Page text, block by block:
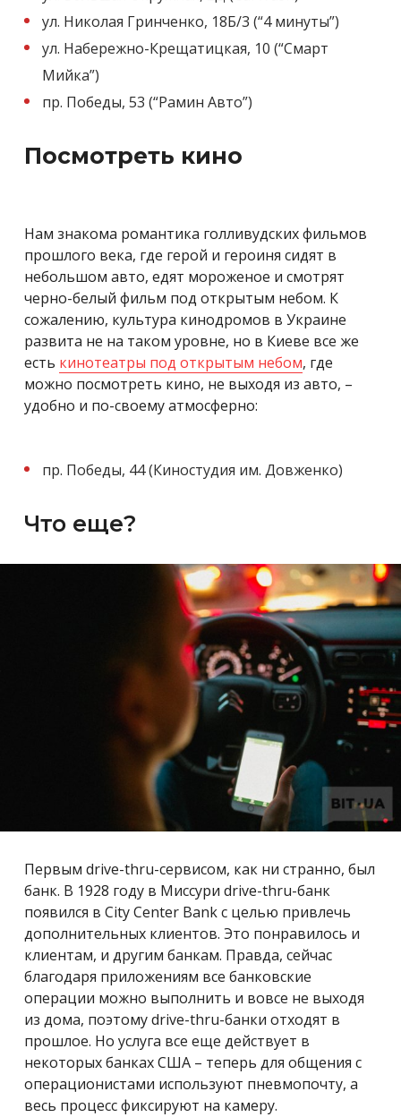
ул. Николая Гринченко, 18Б/3 (“4 минуты”)
ул. Набережно-Крещатицкая, 10 (“Смарт
Мийка”)
пр. Победы, 53 (“Рамин Авто”)
Посмотреть кино
Нам знакома романтика голливудских фильмов
прошлого века, где герой и героиня сидят в
небольшом авто, едят мороженое и смотрят
черно-белый фильм под открытым небом. К
сожалению, культура кинодромов в Украине
развита не на таком уровне, но в Киеве все же
есть кинотеатры под открытым небом, где
можно посмотреть кино, не выходя из авто, –
удобно и по-своему атмосферно:
пр. Победы, 44 (Киностудия им. Довженко)
Что еще?
Первым drive-thru-сервисом, как ни странно, был
банк. В 1928 году в Миссури drive-thru-банк
появился в City Center Bank с целью привлечь
дополнительных клиентов. Это понравилось и
клиентам, и другим банкам. Правда, сейчас
благодаря приложениям все банковские
операции можно выполнить и вовсе не выходя
из дома, поэтому drive-thru-банки отходят в
прошлое. Но услуга все еще действует в
некоторых банках США – теперь для общения с
операционистами используют пневмопочту, а
весь процесс фиксируют на камеру.